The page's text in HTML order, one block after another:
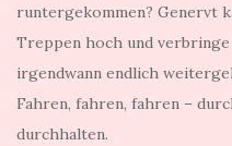
runtergekommen? Genervt
Treppen hoch und
irgendwann endlich
Fahren, fahren, fahren –
durchhalten.